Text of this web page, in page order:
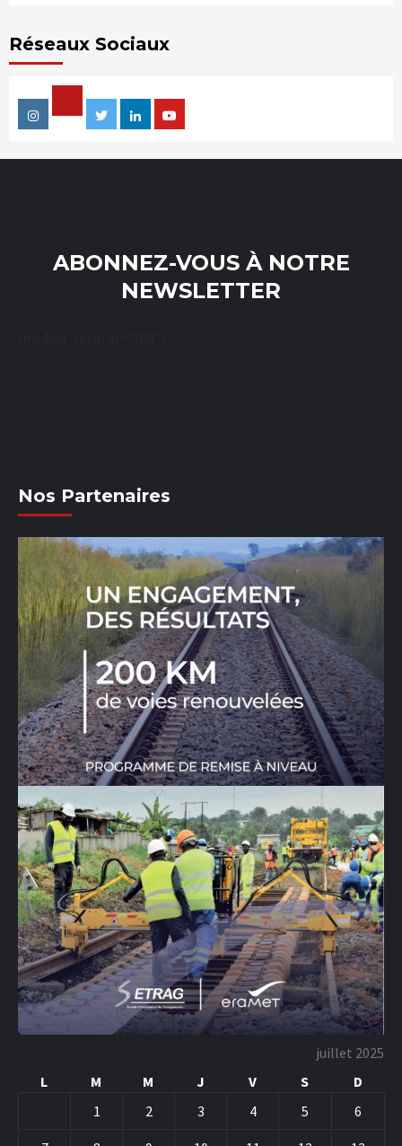
Réseaux Sociaux
Instagram
Facebook
TwitterLinkedin
ABONNEZ-VOUS À NOTRE
NEWSLETTER
Nos Partenaires
juillet 2025
L
M M J V S
D
1
2 3 4 5 6